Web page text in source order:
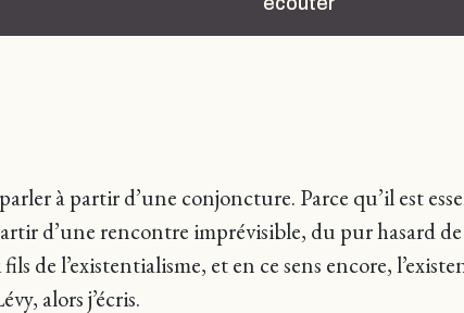
à partir d’une conjoncture. Parce qu’il est
d’une rencontre imprévisible, du pur hasard
de l’existentialisme, et en ce sens encore,
alors j’écris.